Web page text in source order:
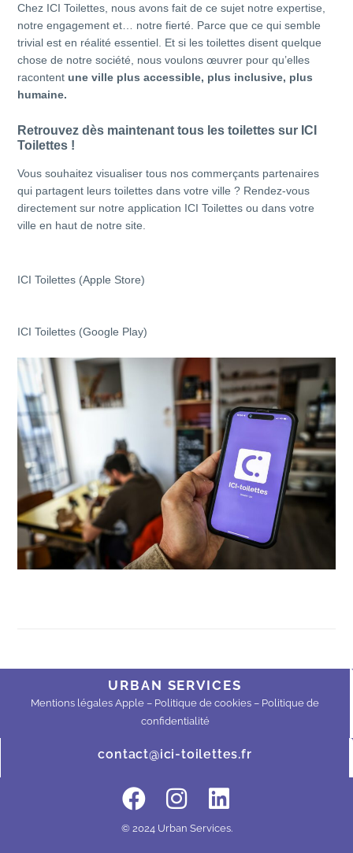
Chez ICI Toilettes, nous avons fait de ce sujet notre expertise,
notre engagement et… notre fierté. Parce que ce qui semble
trivial est en réalité essentiel. Et si les toilettes disent quelque
chose de notre société, nous voulons œuvrer pour qu’elles
racontent une ville plus accessible, plus inclusive, plus
humaine.
Retrouvez dès maintenant tous les toilettes sur ICI
Toilettes !
Vous souhaitez visualiser tous nos commerçants partenaires
qui partagent leurs toilettes dans votre ville ? Rendez-vous
directement sur notre application ICI Toilettes ou dans votre
ville en haut de notre site.
ICI Toilettes (Apple Store)
ICI Toilettes (Google Play)
URBAN SERVICES
Mentions légales Apple – Politique de cookies – Politique de
confidentialité
contact@ici-toilettes.fr
© 2024 Urban Services.